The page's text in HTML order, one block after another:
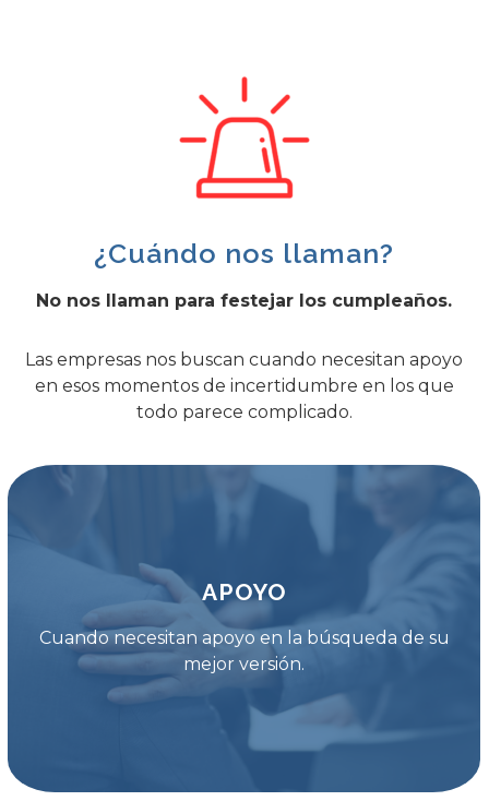
¿Cuándo nos llaman?
No nos llaman para festejar los cumpleaños.
Las empresas nos buscan cuando necesitan apoyo
en esos momentos de incertidumbre en los que
todo parece complicado.
APOYO
Cuando necesitan apoyo en la búsqueda de su
mejor versión.